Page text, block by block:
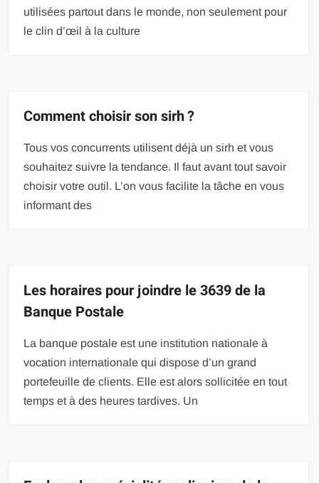
utilisées partout dans le monde, non seulement pour
le clin d’œil à la culture
Comment choisir son sirh ?
Tous vos concurrents utilisent déjà un sirh et vous
souhaitez suivre la tendance. Il faut avant tout savoir
choisir votre outil. L’on vous facilite la tâche en vous
informant des
Les horaires pour joindre le 3639 de la
Banque Postale
La banque postale est une institution nationale à
vocation internationale qui dispose d’un grand
portefeuille de clients. Elle est alors sollicitée en tout
temps et à des heures tardives. Un